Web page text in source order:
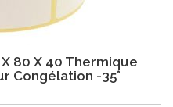
80 X 40 Thermique
Congélation -35°